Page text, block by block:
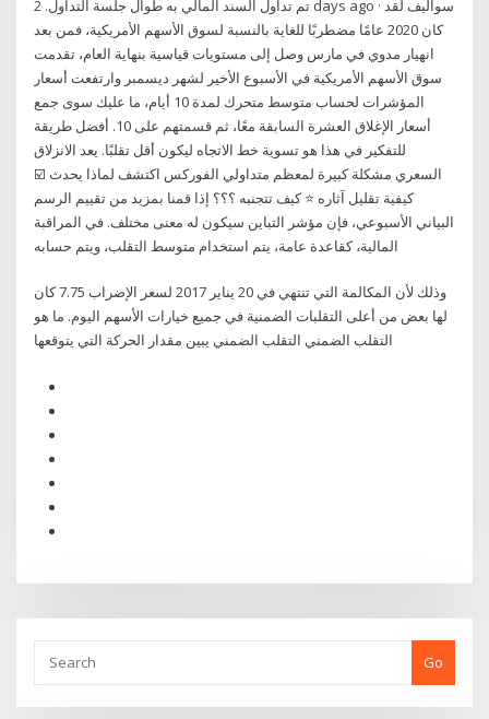
تم تداول السند المالي به طوال جلسة التداول. 2 days ago · سواليف لقد
كان 2020 عامًا مضطربًا للغاية بالنسبة لسوق الأسهم الأمريكية، فمن بعد
انهيار مدوي في مارس وصل إلى مستويات قياسية بنهاية العام، تقدمت
سوق الأسهم الأمريكية في الأسبوع الأخير لشهر ديسمبر وارتفعت أسعار
المؤشرات لحساب متوسط متحرك لمدة 10 أيام، ما عليك سوى جمع
أسعار الإغلاق العشرة السابقة معًا، ثم قسمتهم على 10. أفضل طريقة
للتفكير في هذا هو تسوية خط الاتجاه ليكون أقل تقلبًا. يعد الانزلاق
السعري مشكلة كبيرة لمعظم متداولي الفوركس اكتشف لماذا يحدث ☑️
كيفية تقليل آثاره ⭐ كيف تتجنبه ؟؟؟ إذا قمنا بمزيد من تقييم الرسم
البياني الأسبوعي، فإن مؤشر التباين سيكون له معنى مختلف. في المراقبة
وذلك لأن المكالمة التي تنتهي في 20 يناير 2017 لسعر الإضراب 7.75 كان
لها بعض من أعلى التقلبات الضمنية في جميع خيارات الأسهم اليوم. ما هو
التقلب الضمني التقلب الضمني يبين مقدار الحركة التي يتوقعها
Go